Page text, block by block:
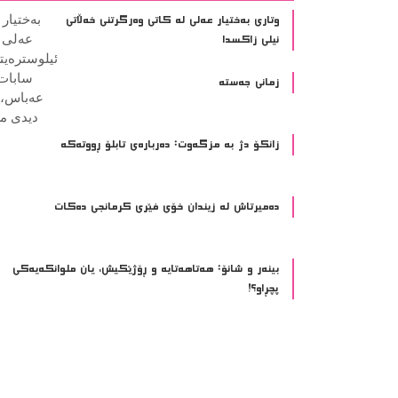
وتاری بەختیار عەلی لە کاتی وەرگرتنی خەڵاتی
نیلی زاکسدا
زمانی جەستە
زانکۆ دژ بە مزگەوت: دەربارەى تابلۆ ڕووتەکە
ده‌میرتاش له‌ زیندان خۆی فێری كرمانجی ده‌كات
بینەر و شانۆ: هەتاھەتایە و ڕۆژێکیش، یان ملوانکەیەکی
پچڕاو؟!